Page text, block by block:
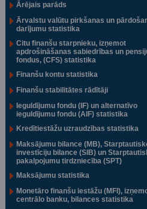
Ārējais parāds
Ārvalstu valūtu pirkšanas un
darījumu statistika
Citu finanšu starpnieku, izņemot
apdrošināšanas sabiedrības un
fondus, (CFS) statistika
Finanšu kontu statistika
Finanšu stabilitātes rādītāji
Ieguldījumu fondu (IF) un alternatīvo
ieguldījumu fondu (AIF) statistika
Kredītiestāžu uzraudzības statistika
Maksājumu bilance (MB),
investīciju bilance (SIB) un
pakalpojumu tirdzniecība (SPT)
Maksājumu statistika
Monetāro finanšu iestāžu (MFI),
centrālo banku, bilances statistika